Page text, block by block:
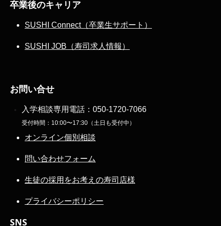
卒業後のキャリア
SUSHI Connect（卒業生サポート）
SUSHI JOB（寿司求人情報）
お問い合せ
入学相談専用電話： 050-1720-7066
受付時間：10:00〜17:30（土日も受付中）
オンライン個別相談
問い合わせフォーム
生徒の採用をお考えの寿司店様
プライバシーポリシー
SNS